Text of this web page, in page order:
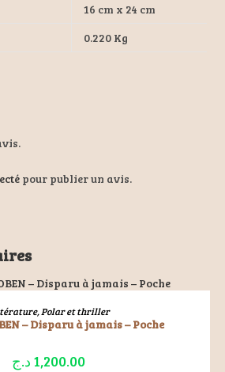
16 cm x 24 cm
0.220 Kg
pour publier un avis.
LIRE LA SUITE
,Polar et thriller
– Disparu à jamais – Poche
1,200.00 د.ج